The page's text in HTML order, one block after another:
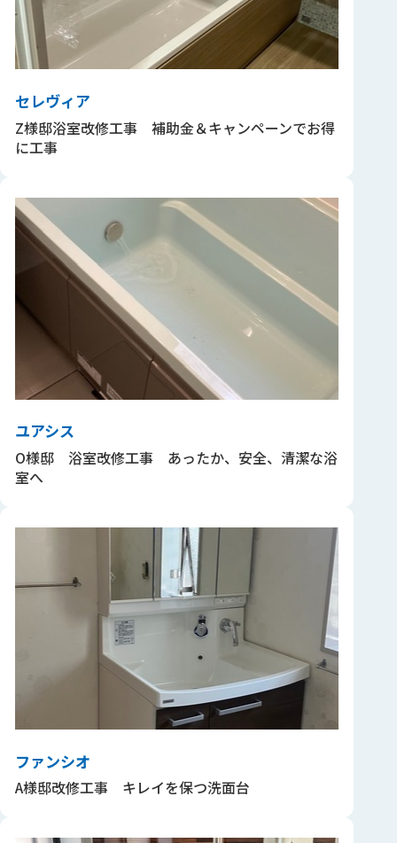
セレヴィア
Z様邸浴室改修工事 補助金＆キャンペーンでお得
に工事
ユアシス
O様邸 浴室改修工事 あったか、安全、清潔な浴
室へ
ファンシオ
A様邸改修工事 キレイを保つ洗面台